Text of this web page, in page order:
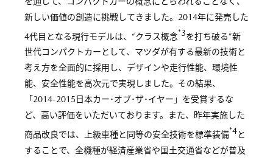
新しい価値の創造に挑戦してきました。2014年に発売した
4代目となる現行モデルは、“クラス概念*3を打ち破る”新
世代コンパクトカーとして、マツダが有する最新の技術と
考え方を全面的に採用し、デザインや走行性能、環境性
能、安全性能を高次元で実現しました。その結果、
「2014-2015日本カー･オブ･ザ･イヤー」を受賞するな
ど、高い評価をいただいております。また、昨年実施した
商品改良では、上級車種と同等の安全技術を標準装備*4と
することで、全機種が経済産業省や国土交通省などが普及